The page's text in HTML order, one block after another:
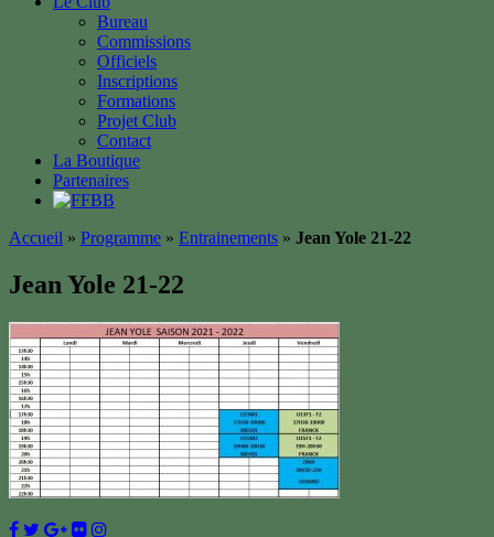
Bureau
Commissions
Officiels
Inscriptions
Formations
Projet Club
Contact
La Boutique
Partenaires
Accueil » Programme » Entrainements » Jean Yole 21-22
Jean Yole 21-22